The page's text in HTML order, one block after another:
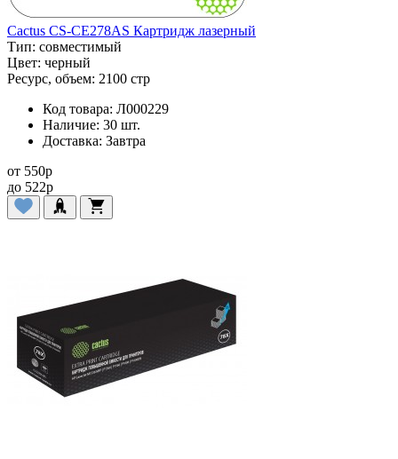
Cactus CS-CE278AS Картридж лазерный
Тип: совместимый
Цвет: черный
Ресурс, объем: 2100 стр
Код товара: Л000229
Наличие: 30 шт.
Доставка: Завтра
от 550p
до 522p